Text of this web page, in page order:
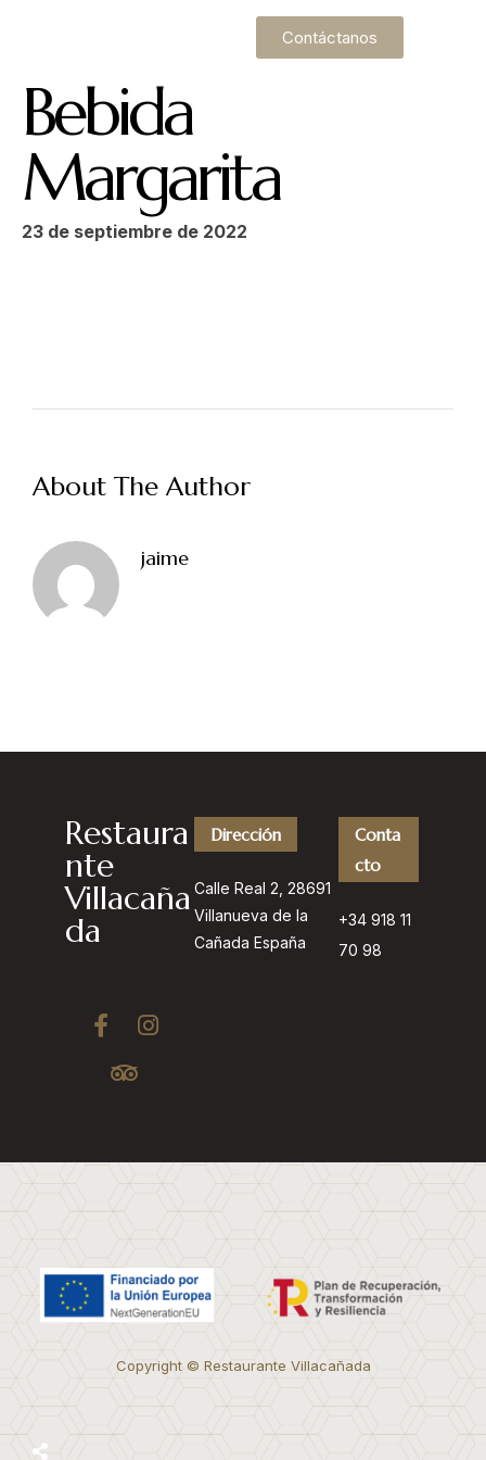
Contáctanos
Bebida
Margarita
23 de septiembre de 2022
About The Author
jaime
Restaura
nte
Villacaña
da
Dirección
Calle Real 2, 28691
Villanueva de la
Cañada España
Conta
cto
+34 918 11
70 98
Copyright © Restaurante Villacañada
Monday-Wednesday: 11a-9p
Happy Hour: Everyday 2p-6p
Via Serlas 546, 6700 St. Moritz,